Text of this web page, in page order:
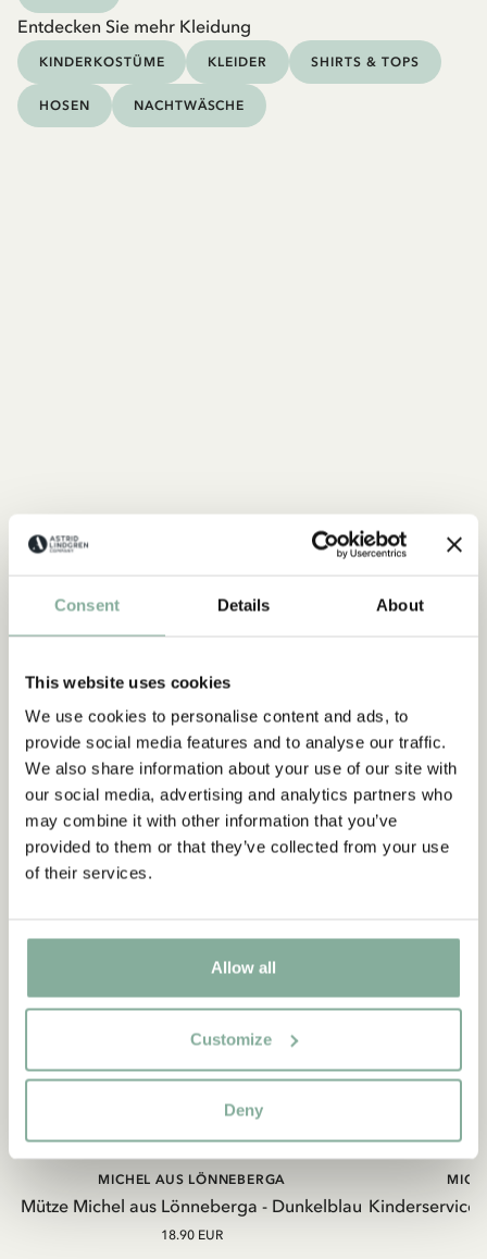
Consent Details About
This website uses cookies
We use cookies to personalise content and ads, to
provide social media features and to analyse our traffic.
We also share information about your use of our site with
our social media, advertising and analytics partners who
may combine it with other information that you’ve
provided to them or that they’ve collected from your use
of their services.
Allow all
Customize
Deny
Entdecken Sie mehr Kleidung
KINDERKOSTÜME KLEIDER SHIRTS & TOPS
HOSEN NACHTWÄSCHE
Alles mit Michel
NEU
Mütze Michel aus Lönneberga - Dunkelblau
MICHEL AUS LÖNNEBERGA
18.90 EUR
NEU
Kinderservice